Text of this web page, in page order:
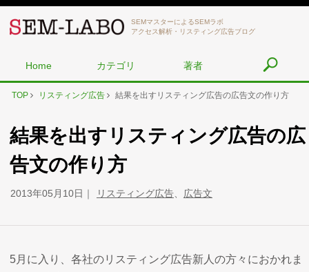
SEMマスターによるSEMラボ
アクセス解析・リスティング広告ブログ
Home カテゴリ 著者
TOP リスティング広告 結果を出すリスティング広告の広告文の作り方
結果を出すリスティング広告の広
告文の作り方
2013年05月10日 リスティング広告、 広告文
5月に入り、各社のリスティング広告新人の方々におかれま